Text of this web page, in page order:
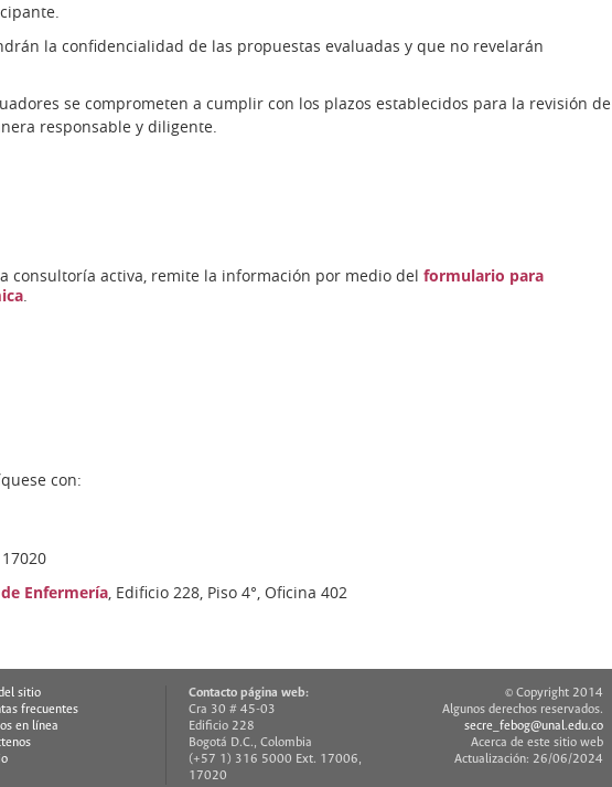
la confidencialidad de las propuestas evaluadas y que no revelarán
se comprometen a cumplir con los plazos establecidos para la revisión de
responsable y diligente.
consultoría activa, remite la información por medio del formulario para
.
con:
Enfermería, Edificio 228, Piso 4°, Oficina 402
sitio
frecuentes
en línea
Contacto página web:
Cra 30 # 45-03
Edificio 228
Bogotá D.C., Colombia
(+57 1) 316 5000 Ext. 17006,
17020
© Copyright 2014
Algunos derechos reservados.
secre_febog@unal.edu.co
Acerca de este sitio web
Actualización: 26/06/2024